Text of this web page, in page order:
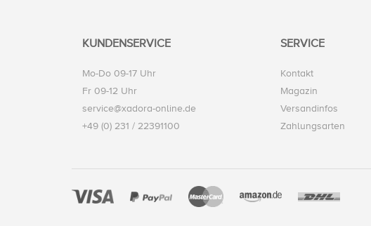
KUNDENSERVICE
Mo-Do 09-17 Uhr
Fr 09-12 Uhr
service@xadora-online.de
+49 (0) 231 / 22391100
SERVICE
Kontakt
Magazin
Versandinfos
Zahlungsarten